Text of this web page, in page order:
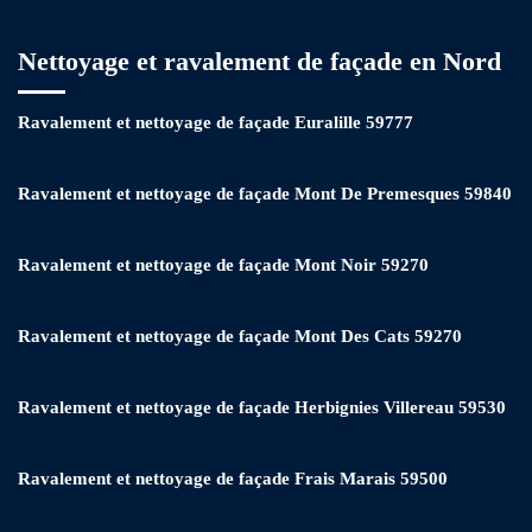
Nettoyage et ravalement de façade en Nord
Ravalement et nettoyage de façade Euralille 59777
Ravalement et nettoyage de façade Mont De Premesques 59840
Ravalement et nettoyage de façade Mont Noir 59270
Ravalement et nettoyage de façade Mont Des Cats 59270
Ravalement et nettoyage de façade Herbignies Villereau 59530
Ravalement et nettoyage de façade Frais Marais 59500